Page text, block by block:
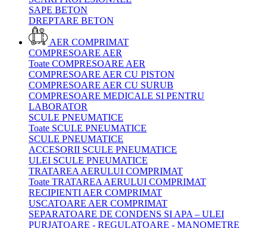
SAPE BETON
DREPTARE BETON
AER COMPRIMAT
COMPRESOARE AER
Toate COMPRESOARE AER
COMPRESOARE AER CU PISTON
COMPRESOARE AER CU SURUB
COMPRESOARE MEDICALE SI PENTRU
LABORATOR
SCULE PNEUMATICE
Toate SCULE PNEUMATICE
SCULE PNEUMATICE
ACCESORII SCULE PNEUMATICE
ULEI SCULE PNEUMATICE
TRATAREA AERULUI COMPRIMAT
Toate TRATAREA AERULUI COMPRIMAT
RECIPIENTI AER COMPRIMAT
USCATOARE AER COMPRIMAT
SEPARATOARE DE CONDENS SI APA – ULEI
PURJATOARE - REGULATOARE - MANOMETRE